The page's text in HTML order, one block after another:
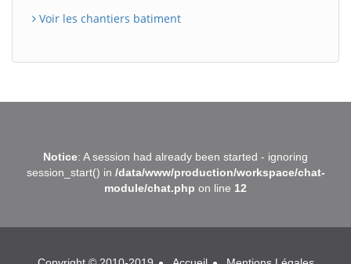
Voir les chantiers batiment
Notice: A session had already been started - ignoring
session_start() in /data/www/production/workspace/chat-
module/chat.php on line 12
B
Assistant en ligne